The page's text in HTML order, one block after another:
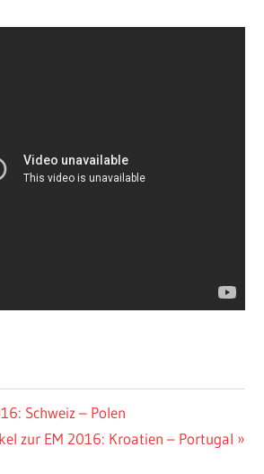
Schweiz – Polen
zur EM 2016: Kroatien – Portugal